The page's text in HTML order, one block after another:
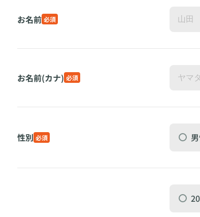
お名前 必須
お名前(カナ) 必須
性別 必須